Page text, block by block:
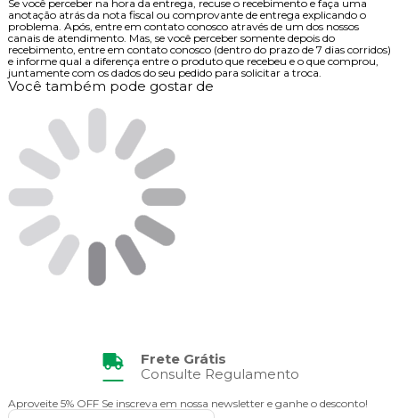
Se você perceber na hora da entrega, recuse o recebimento e faça uma
anotação atrás da nota fiscal ou comprovante de entrega explicando o
problema. Após, entre em contato conosco através de um dos nossos
canais de atendimento. Mas, se você perceber somente depois do
recebimento, entre em contato conosco (dentro do prazo de 7 dias corridos)
e informe qual a diferença entre o produto que recebeu e o que comprou,
juntamente com os dados do seu pedido para solicitar a troca.
Você também pode gostar de
Frete Grátis
Consulte Regulamento
Aproveite 5% OFF Se inscreva em nossa newsletter e ganhe o desconto!